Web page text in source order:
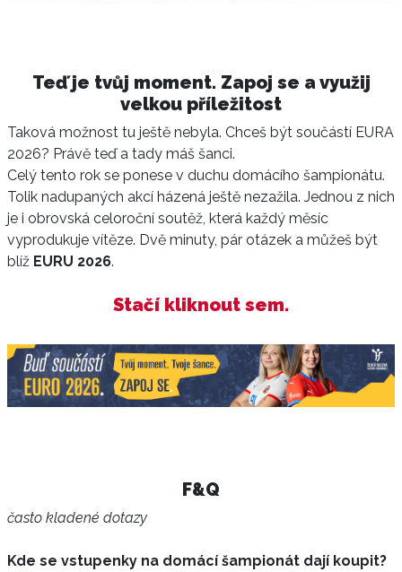
Teď je tvůj moment. Zapoj se a využij
velkou příležitost
Taková možnost tu ještě nebyla. Chceš být součástí EURA
2026? Právě teď a tady máš šanci.
Celý tento rok se ponese v duchu domácího šampionátu.
Tolik nadupaných akcí házená ještě nezažila. Jednou z nich
je i obrovská celoroční soutěž, která každý měsíc
vyprodukuje vítěze. Dvě minuty, pár otázek a můžeš být
blíž EURU 2026.
Stačí kliknout sem.
F&Q
často kladené dotazy
Kde se vstupenky na domácí šampionát dají koupit?